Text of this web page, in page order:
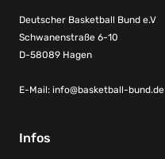
Deutscher Basketball Bund e.V
Schwanenstraße 6-10
D-58089 Hagen
E-Mail: info@basketball-bund.de
Infos